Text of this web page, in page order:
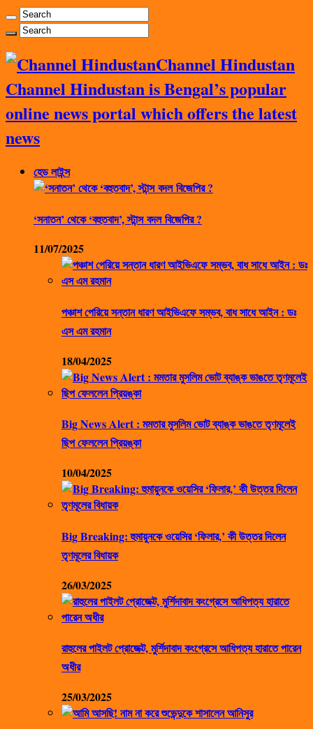
Channel Hindustan
Channel Hindustan is Bengal’s popular
online news portal which offers the latest
news
হেড লাইন্স
‘সনাতন’ থেকে ‘বহুতবাদ’, স্টান্স বদল বিজেপির ?
11/07/2025
পঞ্চাশ পেরিয়ে সন্তান ধারণ আইভিএফে সম্ভব, বাধ সাধে আইন : ডঃ
এস এম রহমান
18/04/2025
Big News Alert : মমতার মুসলিম ভোট ব্যাঙ্ক ভাঙতে তৃণমূলেই
ছিপ ফেললেন প্রিয়ঙ্কা
10/04/2025
Big Breaking: হুমায়ুনকে ওয়েসির ‘ফিলার,’ কী উত্তর দিলেন
তৃণমূলের বিধায়ক
26/03/2025
রাহুলের পাইলট প্রোজেক্ট, মুর্শিদাবাদ কংগ্রেসে আধিপত্য হারাতে পারেন
অধীর
25/03/2025